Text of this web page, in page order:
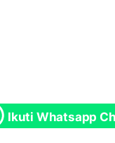
Ikuti Whatsapp